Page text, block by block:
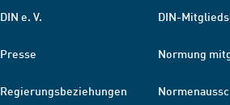
DIN e. V.
Presse
Regierungsbeziehungen
DIN-
Normung